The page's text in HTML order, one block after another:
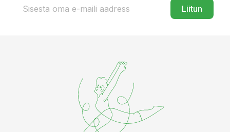
Liitun